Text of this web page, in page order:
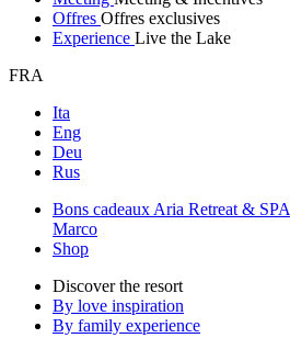
Offres Offres exclusives
Experience Live the Lake
FRA
Ita
Eng
Deu
Rus
Bons cadeaux Aria Retreat & SPA
Marco
Shop
Discover the resort
By love inspiration
By family experience